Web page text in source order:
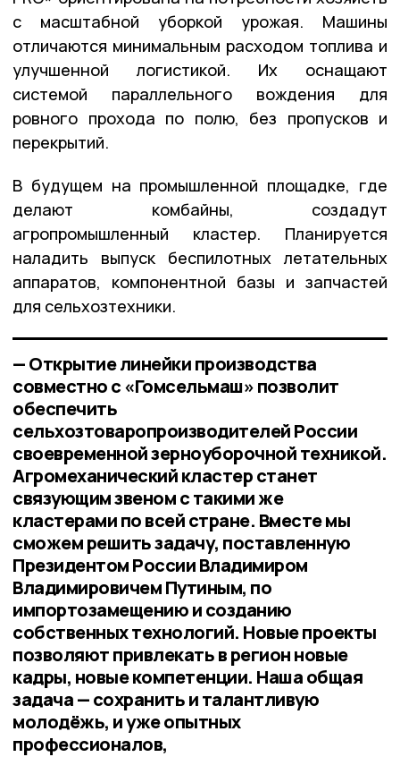
с масштабной уборкой урожая. Машины
отличаются минимальным расходом топлива и
улучшенной логистикой. Их оснащают
системой параллельного вождения для
ровного прохода по полю, без пропусков и
перекрытий.
В будущем на промышленной площадке, где
делают комбайны, создадут
агропромышленный кластер. Планируется
наладить выпуск беспилотных летательных
аппаратов, компонентной базы и запчастей
для сельхозтехники.
— Открытие линейки производства
совместно с «Гомсельмаш» позволит
обеспечить
сельхозтоваропроизводителей России
своевременной зерноуборочной техникой.
Агромеханический кластер станет
связующим звеном с такими же
кластерами по всей стране. Вместе мы
сможем решить задачу, поставленную
Президентом России Владимиром
Владимировичем Путиным, по
импортозамещению и созданию
собственных технологий. Новые проекты
позволяют привлекать в регион новые
кадры, новые компетенции. Наша общая
задача — сохранить и талантливую
молодёжь, и уже опытных
профессионалов,